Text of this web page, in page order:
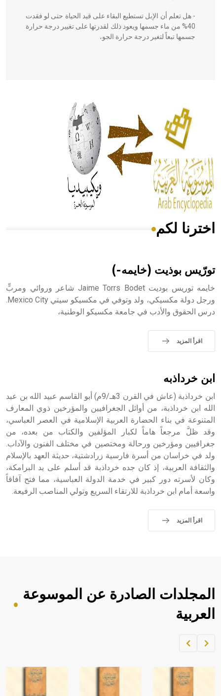
- هل تعلم أن الإبل تستطيع البقاء على قيد الحياة حتى لو فقدت
40% من ماء جسمها ويعود ذلك لقدرتها على تغيير درجة حرارة
جسمها تبعاً لتغير درجة حرارة الجو،
الحكم، الأدلة، تنظيم التغذية، ورسالته في جروح الرأس. ويعود
له الفضل بأنه حرر الطب من الدين والفلسفة.
- هل تعلم أن المرجان إفراز حيواني يتكون في البحر ويتركب
من مادة كربونات الكلسيوم، وهو أحمر أو شديد الحمرة وهو
أجود أنواعه، ويمتاز بكبر الحجم ويسمى الش
هل تعلم أن الأبسيد كلمة فرنسية اللفظ تم اعتمادها مصطلحاً
- هل تعلم أن أبجر Abgar اسم معروف جيداً يعود إلى عدد من
التاسع، وهم ينتسبون إلى أسرة أوسروين
sign تكتب منفصلة غير متصلة، وتعتمد المبدأ الأكوروفوني،
حيث تقتصر القيمة الصوتية للعلامة الك
اخترنا لكم
تورّيس بوذيت (خايمه-)
خايمه توريس بوديت Jaime Torrs Bodet شاعر وروائي ومربٍّ
ورجل دولة مكسيكي، ولد وتوفي في مكسيكو سيتي Mexico City.
درس الحقوق والأدب في جامعة مكسيكو الوطنية،
اقرأ المزيد
ابن خرداذبه
ابن خرداذبة (عاش في القرن 3هـ/9م) أبو القاسم عبيد الله بن عبد
الله ابن خرداذبة، من أوائل الجغرافيين والمؤرخين ذوي المعارف
المتنوعة في بناء الحضارة العربية الإسلامية في العصر العباسي،
وقد ظلَّ مرجعاً هاماً لكبار المؤلفين والكتاب من بعده، من
جغرافيين ومؤرخين ورحالة ومختصين في مختلف الفنون والآداب.
ولد في خراسان من أسرة فارسية زرادشتية، حديثة العهد بالإسلام
والثقافة العربية، إذ كان جده خرداذبة قد أسلم على يد البرامكة،
وكان لأسرته دور كبير في خدمة الدولة العباسية، مما فتح آفاقاً
واسعة أمام ابن خرداذبة للارتقاء السريع وتولي المناصب الرفيعة.
اقرأ المزيد
المجلدات الصادرة عن الموسوعة
العربية